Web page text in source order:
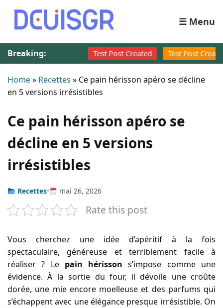
☰ Menu
Breaking: Test Post Created Test Post Created
Home» Recettes » Ce pain hérisson apéro se décline
en 5 versions irrésistibles
Ce pain hérisson apéro se
décline en 5 versions
irrésistibles
Recettes• mai 26, 2026
Rate this post
Vous cherchez une idée d’apéritif à la fois
spectaculaire, généreuse et terriblement facile à
réaliser ? Le pain hérisson s’impose comme une
évidence. À la sortie du four, il dévoile une croûte
dorée, une mie encore moelleuse et des parfums qui
s’échappent avec une élégance presque irrésistible. On